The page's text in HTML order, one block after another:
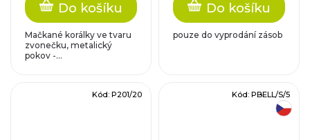
Do košíku
Mačkané korálky ve tvaru
zvonečku, metalický
pokov -...
Do košíku
pouze do vyprodání zásob
Kód: P201/20 Kód: PBELL/S/5